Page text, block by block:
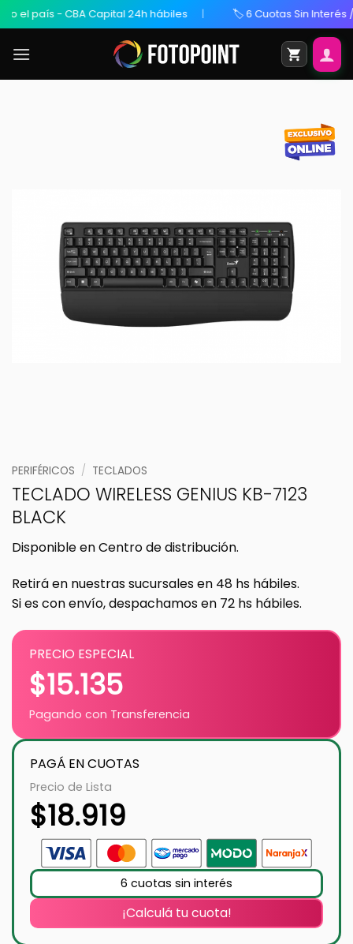
país - CBA Capital 24h hábiles 🏷️ 6 Cuotas Sin Interés /
PERIFÉRICOS / TECLADOS
TECLADO WIRELESS GENIUS KB-7123
BLACK
Disponible en Centro de distribución.
Retirá en nuestras sucursales en 48 hs hábiles.
Si es con envío, despachamos en 72 hs hábiles.
PRECIO ESPECIAL
$15.135
Pagando con Transferencia
PAGÁ EN CUOTAS
Precio de Lista
$18.919
6 cuotas sin interés
¡Calculá tu cuota!